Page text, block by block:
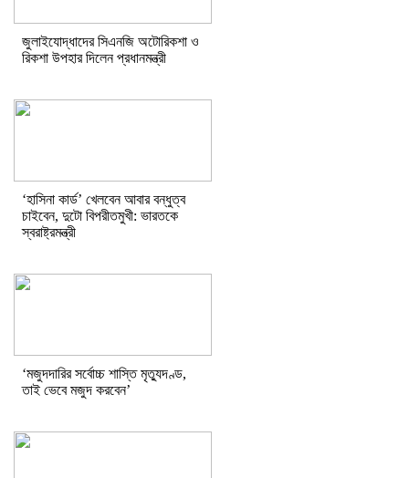
জুলাইযোদ্ধাদের সিএনজি অটোরিকশা ও
রিকশা উপহার দিলেন প্রধানমন্ত্রী
‘হাসিনা কার্ড’ খেলবেন আবার বন্ধুত্ব
চাইবেন, দুটো বিপরীতমুখী: ভারতকে
স্বরাষ্ট্রমন্ত্রী
‘মজুদদারির সর্বোচ্চ শাস্তি মৃত্যুদণ্ড,
তাই ভেবে মজুদ করবেন’